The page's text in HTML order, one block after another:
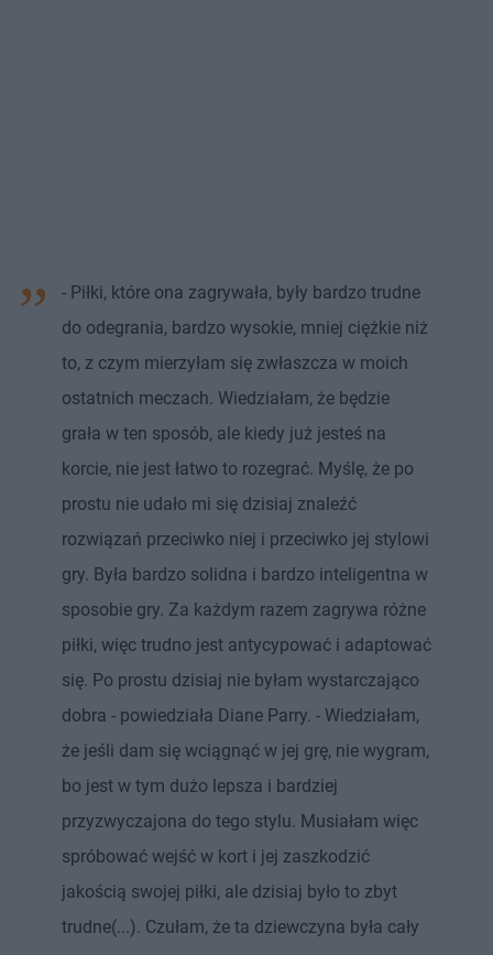
- Piłki, które ona zagrywała, były bardzo trudne
do odegrania, bardzo wysokie, mniej ciężkie niż
to, z czym mierzyłam się zwłaszcza w moich
ostatnich meczach. Wiedziałam, że będzie
grała w ten sposób, ale kiedy już jesteś na
korcie, nie jest łatwo to rozegrać. Myślę, że po
prostu nie udało mi się dzisiaj znaleźć
rozwiązań przeciwko niej i przeciwko jej stylowi
gry. Była bardzo solidna i bardzo inteligentna w
sposobie gry. Za każdym razem zagrywa różne
piłki, więc trudno jest antycypować i adaptować
się. Po prostu dzisiaj nie byłam wystarczająco
dobra - powiedziała Diane Parry. - Wiedziałam,
że jeśli dam się wciągnąć w jej grę, nie wygram,
bo jest w tym dużo lepsza i bardziej
przyzwyczajona do tego stylu. Musiałam więc
spróbować wejść w kort i jej zaszkodzić
jakością swojej piłki, ale dzisiaj było to zbyt
trudne(...). Czułam, że ta dziewczyna była cały